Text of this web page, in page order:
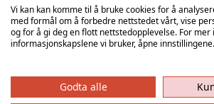
Administrasjon
Styret
Vi kan kan komme til å bruke cookies for å
med formål om å forbedre nettstedet vårt, vise
og for å gi deg en flott nettstedopplevelse. For
informasjonskapslene vi bruker, åpne innstillingene.
Godta alle